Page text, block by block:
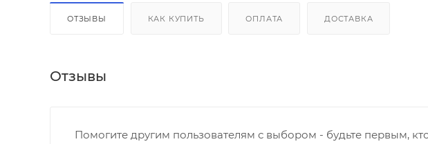
ОТЗЫВЫ КАК КУПИТЬ ОПЛАТА ДОСТАВКА
Отзывы
Помогите другим пользователям с выбором - будьте первым,